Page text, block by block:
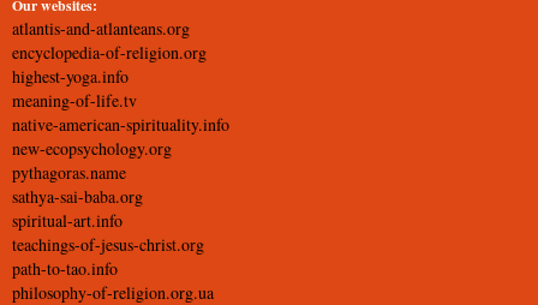
Our websites:
atlantis-and-atlanteans.org
encyclopedia-of-religion.org
highest-yoga.info
meaning-of-life.tv
native-american-spirituality.info
new-ecopsychology.org
pythagoras.name
sathya-sai-baba.org
spiritual-art.info
teachings-of-jesus-christ.org
path-to-tao.info
philosophy-of-religion.org.ua